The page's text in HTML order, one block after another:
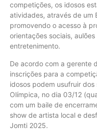
competições, os idosos
atividades, através de um
promovendo o acesso à
orientações sociais,
entretenimento.
De acordo com a gerente
inscrições para a
idosos podem usufruir
Olímpica, no dia 03/12
com um baile de
show de artista local e
Jomti 2025.